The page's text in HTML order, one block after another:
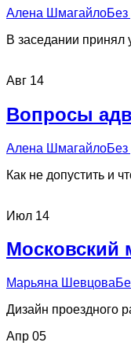
Алена ШмагайлоБез
В заседании принял
Авг 14
Вопросы
Алена ШмагайлоБез
Как не допустить и
Июл 14
Московский
Марьяна Шевцова
Дизайн проездного
Апр 05